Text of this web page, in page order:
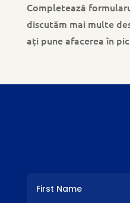
Completează
discutăm mai multe
ați pune afacerea în